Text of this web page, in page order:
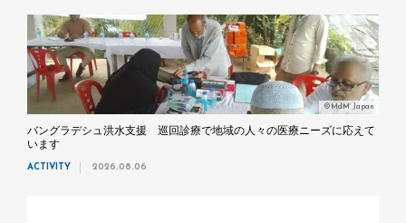
©MdM Japan
バングラデシュ洪水支援 巡回診療で地域の人々の医療ニーズに応えて
います
ACTIVITY 2026.08.06